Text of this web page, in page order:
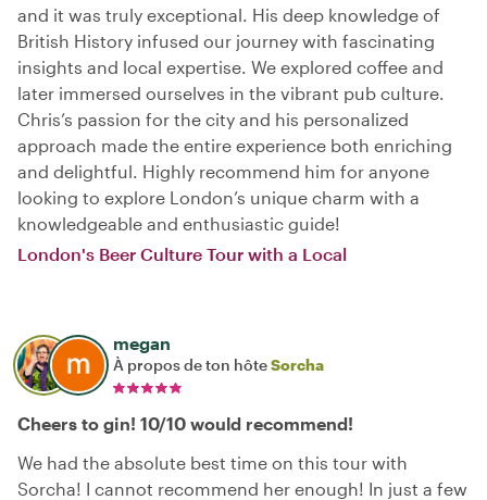
and it was truly exceptional. His deep knowledge of
British History infused our journey with fascinating
insights and local expertise. We explored coffee and
later immersed ourselves in the vibrant pub culture.
Chris’s passion for the city and his personalized
approach made the entire experience both enriching
and delightful. Highly recommend him for anyone
looking to explore London’s unique charm with a
knowledgeable and enthusiastic guide!
London's Beer Culture Tour with a Local
megan
À propos de ton hôteSorcha
Cheers to gin! 10/10 would recommend!
We had the absolute best time on this tour with
Sorcha! I cannot recommend her enough! In just a few